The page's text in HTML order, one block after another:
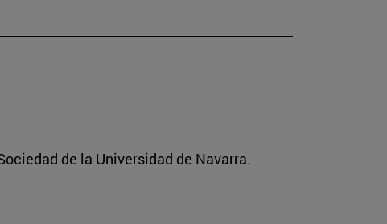
de la Universidad de Navarra.